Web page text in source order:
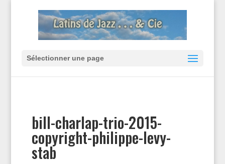
Sélectionner une page
bill-charlap-trio-2015-
copyright-philippe-levy-
stab